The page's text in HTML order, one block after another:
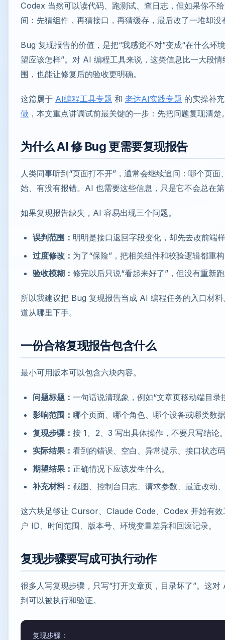
Codex 当然可以读代码、跑测试、查日志，但如果你不
间：先猜组件，再猜接口，再猜缓存，最后改了一堆却没
Bug 复现报告的价值，是把“我感觉不对”变成“在什么环
望应该怎样”。对 AI 编程工具来说，这类信息比一大段
围，也能让修复后的验收更明确。
这篇属于 AI编程工具专题 和 老达AI实践专题 的实操补
做 ，本文重点讲调试前最关键的一步：先把问题复现清楚
为什么 AI 修 Bug 更需要复现报告
人类同事听到“页面打不开”，通常会继续追问：哪个页
始、有没有报错。AI 也需要这些信息，只是它不会总在
如果复现报告缺失，AI 容易出现三个问题。
误判范围： 明明是接口返回字段变化，却先去改前端
过度修改： 为了“保险”，把相关组件和校验逻辑都重
验收模糊： 修完以后只说“看起来好了”，但没有重新
所以我建议把 Bug 复现报告当成 AI 编程任务的入口材
道从哪里下手。
一份合格复现报告包含什么
最小可用版本可以包含六块内容。
问题标题： 一句话说清现象，例如“文章页移动端目录
影响范围： 哪个页面、哪个角色、哪个设备或哪类数
复现步骤： 按 1、2、3 写出具体操作，不要只写结论
实际结果： 看到的错误、空白、异常提示、接口状态
期望结果： 正确情况下应该发生什么。
补充材料： 截图、控制台日志、请求参数、最近改动
这六块足够让 Cursor、Claude Code、Codex 开始有效
户 ID、时间范围、版本号、环境变量差异和回滚记录。
复现步骤要写成可执行动作
很多人写复现步骤，只写“打开文章页，目录坏了”。这
到可以被执行和验证。
复现步骤：